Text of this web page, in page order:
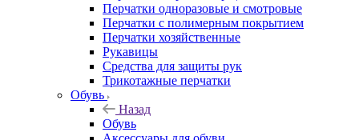
Перчатки одноразовые и смотровые
Перчатки с полимерным покрытием
Перчатки хозяйственные
Рукавицы
Средства для защиты рук
Трикотажные перчатки
Обувь
Назад
Обувь